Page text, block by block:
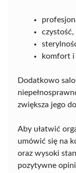
czystość,
komfort i
Dodatkowo
zwiększa jego
Aby ułatwić
umówić się na
oraz wysoki
pozytywne